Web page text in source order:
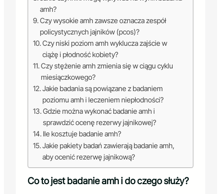
amh?
Czy wysokie amh zawsze oznacza zespół
policystycznych jajników (pcos)?
Czy niski poziom amh wyklucza zajście w
ciążę i płodność kobiety?
Czy stężenie amh zmienia się w ciągu cyklu
miesiączkowego?
Jakie badania są powiązane z badaniem
poziomu amh i leczeniem niepłodności?
Gdzie można wykonać badanie amh i
sprawdzić ocenę rezerwy jajnikowej?
Ile kosztuje badanie amh?
Jakie pakiety badań zawierają badanie amh,
aby ocenić rezerwę jajnikową?
Co to jest badanie amh i do czego służy?